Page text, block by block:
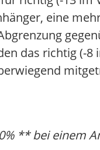
eine
das richtig (-8
** bei einem